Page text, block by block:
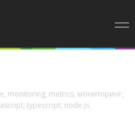
, monitoring, metrics, мониторинг,
, typescript, node.js